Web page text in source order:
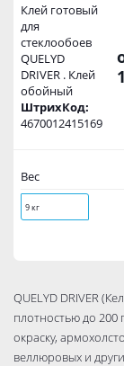
Клей готовый
для
стеклообоев
QUELYD
DRIVER . Клей
обойный
ШтрихКод:
4670012415169
Вес
9 кг
QUELYD DRIVER
плотностью до 200
окраску,
веллюровых и